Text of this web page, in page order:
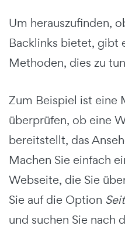
Um herauszufinden,
Backlinks bietet, gibt
Methoden, dies zu
Zum Beispiel ist eine
überprüfen, ob eine
bereitstellt, das
Machen Sie einfach
Webseite, die Sie
Sie auf die Option
und suchen Sie nach